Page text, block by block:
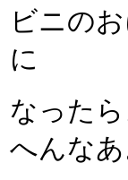
ビニの
に
なった
へんなあ